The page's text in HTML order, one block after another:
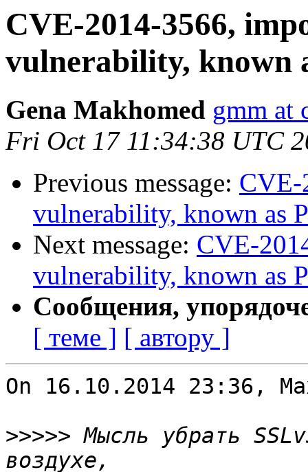
CVE-2014-3566,
vulnerability, known
Gena Makhomed gmm at
Fri Oct 17 11:34:38 UTC
Previous message: CVE-
vulnerability, known as
Next message: CVE-
vulnerability, known as
Сообщения,
[ теме ] [ автору ]
On 16.10.2014 23:36,
>>>>> Мысль убрать